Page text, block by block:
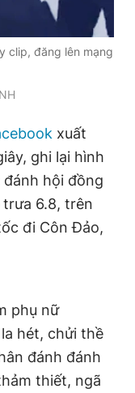
cáo
404
ngày 24.3.2020
Niên. Cấm sao
thuận bằng văn
clip, đăng lên mạng
xuất
ghi lại hình
hội đồng
trưa 6.8, trên
đi Côn Đảo,
phụ nữ
hét, chửi thề
đánh đánh
thiết, ngã